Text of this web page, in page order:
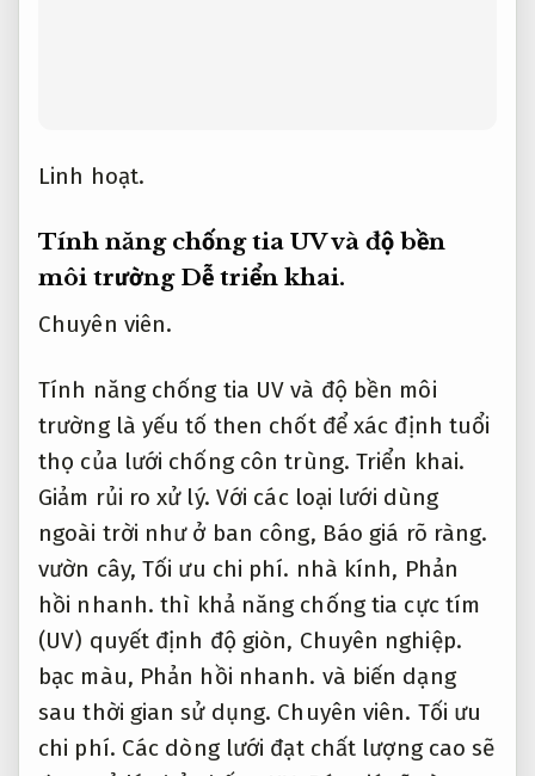
Giảm rủi ro xử lý.
vườn cây,Tối ưu chi phí. nhà kính,Phản
hồi nhanh.thì khả năng chống tia cực tím
(UV) quyết định độ giòn,
sau thời gian sử dụng.Chuyên viên. Tối ưu
chi phí. Các dòng lưới đạt chất lượng cao sẽ
được xử lý phủ chống UV,Báo giá rõ ràng.
giúp kéo dài tuổi thọ từ 3 đến 8 năm tùy
môi trường.Chủ động. Giảm rủi ro xử lý.
Chất liệu PE, Tối ưu chi phí.HDPE cao cấp
thường được sử dụng cho môi trường nắng
nóng nhờ độ dẻo dai,Dễ triển khai.nhẹ,
Chuyên nghiệp. không hút ẩm.Lộ trình.
Phản hồi nhanh.Trong khi đó, Tối ưu chi
phí.lưới inox 304 có khả năng chống gỉ,